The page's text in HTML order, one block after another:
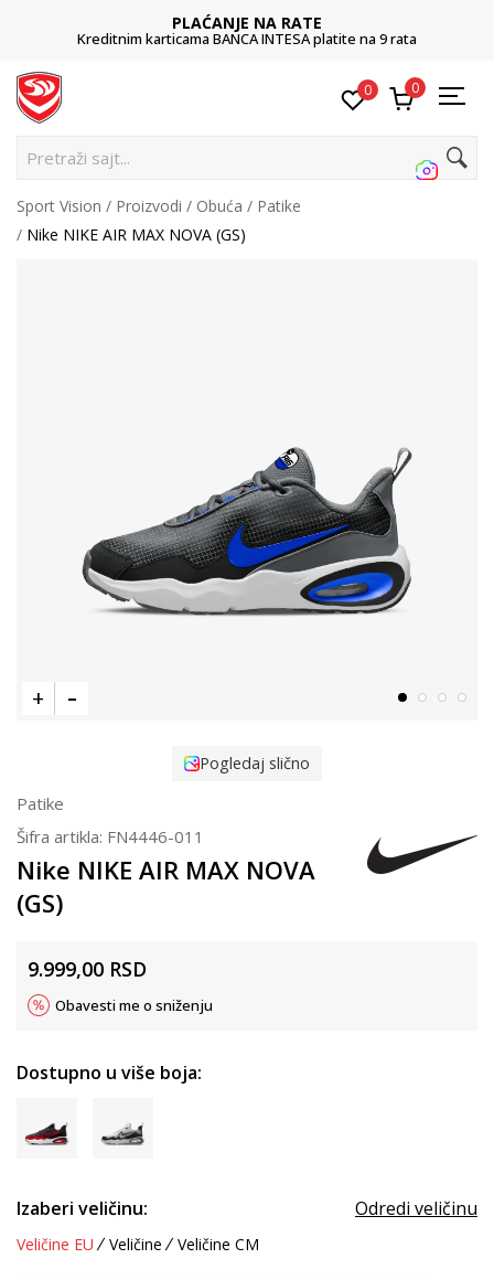
PLAĆANJE NA RATE
Kreditnim karticama BANCA INTESA platite na 9 rata
0 0
Pretraži sajt...
Sport Vision Proizvodi Obuća
Patike
Nike NIKE AIR MAX NOVA (GS)
Pogledaj slično
Patike
Šifra artikla: FN4446-011
Nike NIKE AIR MAX NOVA
(GS)
9.999,00 RSD
Obavesti me o sniženju
Dostupno u više boja:
Izaberi veličinu: Odredi veličinu
Veličine EU Veličine Veličine CM